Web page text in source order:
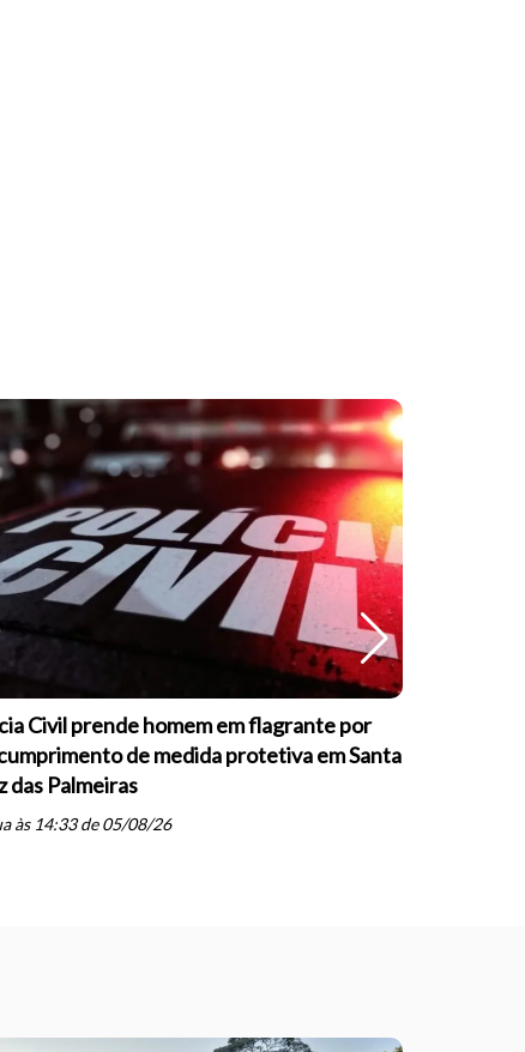
Civil prende homem em flagrante por
de medida protetiva em Santa
das Palmeiras
às 14:33 de 05/08/26